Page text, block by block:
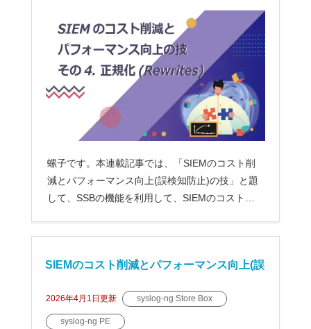
螺子です。本連載記事では、「SIEMのコスト削
減とパフォーマンス向上(誤検知防止)の技」と題
して、SSBの機能を利用して、SIEMのコストを
SIEMのコスト削減とパフォーマンス向上(誤
検知防止)の技-その3.転送レート制限(Messa
2026年4月1日更新 syslog-ng Store Box
syslog-ng PE